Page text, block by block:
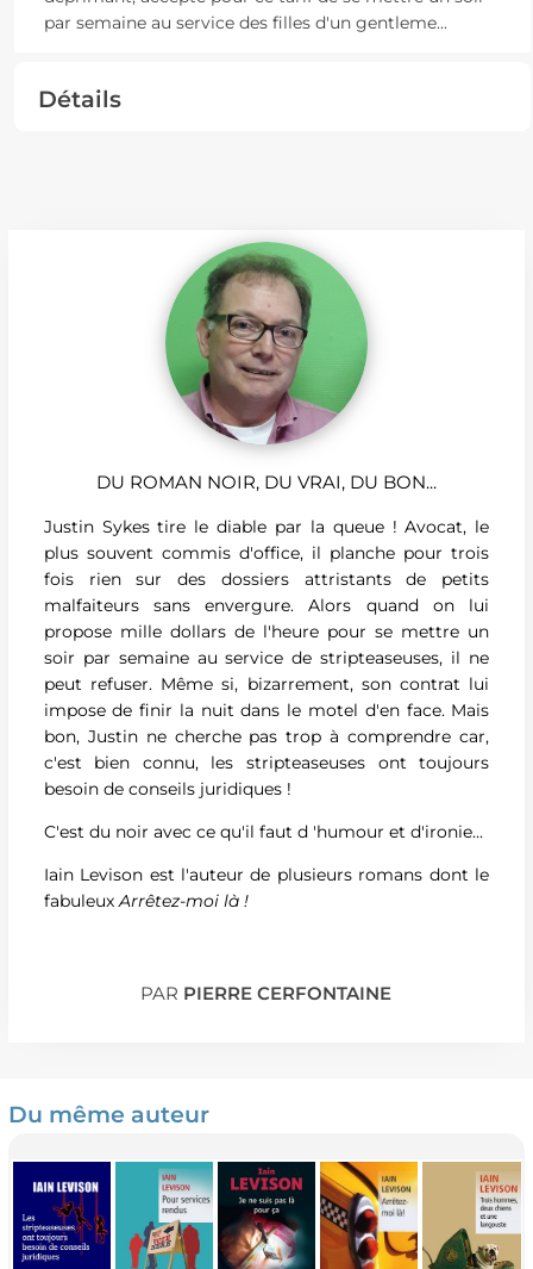
par semaine au service des filles d'un gentleme...
Détails
DU ROMAN NOIR, DU VRAI, DU BON...
Justin Sykes tire le diable par la queue ! Avocat, le
plus souvent commis d'office, il planche pour trois
fois rien sur des dossiers attristants de petits
malfaiteurs sans envergure. Alors quand on lui
propose mille dollars de l'heure pour se mettre un
soir par semaine au service de stripteaseuses, il ne
peut refuser. Même si, bizarrement, son contrat lui
impose de finir la nuit dans le motel d'en face. Mais
bon, Justin ne cherche pas trop à comprendre car,
c'est bien connu, les stripteaseuses ont toujours
besoin de conseils juridiques !
C'est du noir avec ce qu'il faut d 'humour et d'ironie...
Iain Levison est l'auteur de plusieurs romans dont le
fabuleuxArrêtez-moi là !
PAR PIERRE CERFONTAINE
Du même auteur